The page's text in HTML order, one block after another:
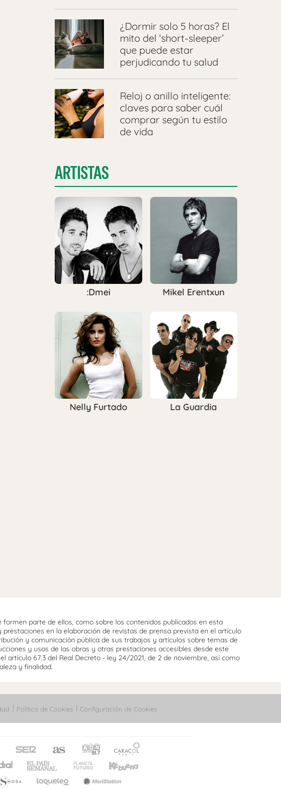
¿Dormir solo 5 horas? El
mito del ‘short-sleeper’
que puede estar
perjudicando tu salud
Reloj o anillo inteligente:
claves para saber cuál
comprar según tu estilo
de vida
ARTISTAS
:Dmei Mikel Erentxun
Nelly Furtado La Guardia
parte de ellos, como sobre los contenidos publicados en esta
en la elaboración de revistas de prensa prevista en el artículo
y comunicación pública de sus trabajos y artículos sobre temas de
y usos de las obras y otras prestaciones accesibles desde este
67.3 del Real Decreto - ley 24/2021, de 2 de noviembre, así como
y finalidad.
Política de Cookies Configuración de Cookies